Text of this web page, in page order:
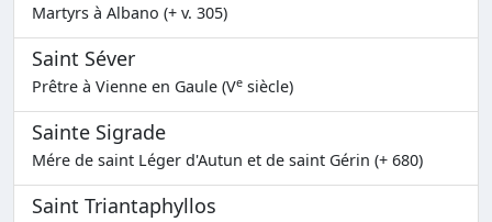
Martyrs à Albano (+ v. 305)
Saint Séver
Prêtre à Vienne en Gaule (Ve siècle)
Sainte Sigrade
Mére de saint Léger d'Autun et de saint Gérin (+ 680)
Saint Triantaphyllos